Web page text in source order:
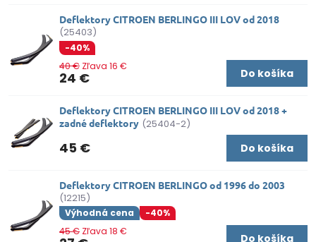
Deflektory CITROEN BERLINGO III LOV od 2018
(25403)
-40%
24 €
40 € Zľava 16 €
Do košíka
Deflektory CITROEN BERLINGO III LOV od 2018 +
zadné deflektory (25404-2)
45 € Do košíka
Deflektory CITROEN BERLINGO od 1996 do 2003
(12215)
Výhodná cena -40%
45 € Zľava 18 €
Do košíka